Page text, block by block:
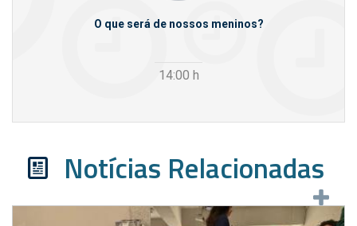
O que será de nossos meninos?
14:00 h
Notícias Relacionadas